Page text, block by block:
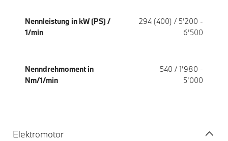
Nennleistung in kW (PS) /
1/min
294 (400) / 5’200 -
6’500
Nenndrehmoment in
Nm/1/min
540 / 1’980 -
5’000
Elektromotor